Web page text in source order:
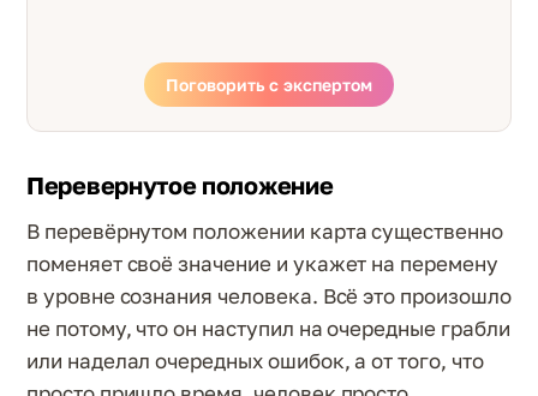
Поговорить с экспертом
Перевернутое положение
В перевёрнутом положении карта существенно
поменяет своё значение и укажет на перемену
в уровне сознания человека. Всё это произошло
не потому, что он наступил на очередные грабли
или наделал очередных ошибок, а от того, что